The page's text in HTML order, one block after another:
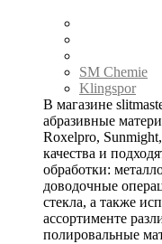
SM Chemie
Klingspor
В магазине
абразивные
Roxelpro,
качества и
обработки:
доводочные
стекла, а также
ассортименте
полировальные